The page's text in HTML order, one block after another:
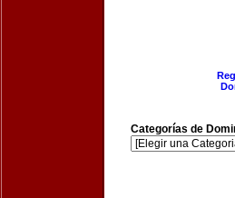
Categorías de